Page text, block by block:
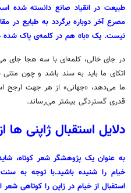
طبیعت در انقیاد صانع دانسته شده
مصرع آخر دوباره برگردد به طبایع در
نیست. یک «با» هم در کلمه‌ی پاک شده
در جای خالی، کلمه‌ای با سه هجا جای
اتکای ما باید به سند باشد و چون متنی
ما می‌دهد، «جهانی» از هر جهت ارجح
قدری گستردگی بیشتر می‌رساند.
دلایل استقبال ژاپنی ها
به عنوان یک پژوهشگر شعر کوتاه،
خیام را شنیده باشید.‌با توجه به
استقبال از خیام در ژاپن را کوتاهی